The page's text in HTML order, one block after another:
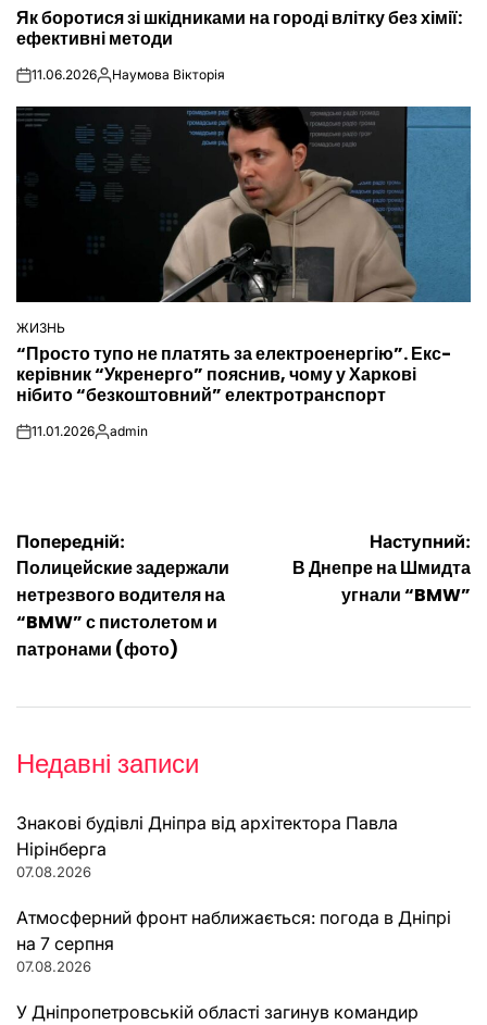
У
Як боротися зі шкідниками на городі влітку без хімії:
ефективні методи
on11.06.2026Опубліковано
Наумова Вікторія
ОПУБЛІКУВАТИ
У
ЖИЗНЬ
“Просто тупо не платять за електроенергію”. Екс-
керівник “Укренерго” пояснив, чому у Харкові
нібито “безкоштовний” електротранспорт
on11.01.2026Опубліковано
admin
Навігація
записів
Попередній:
Полицейские задержали
нетрезвого водителя на
“BMW” с пистолетом и
патронами (фото)
Наступний:
В Днепре на Шмидта
угнали “BMW”
Недавні записи
Знакові будівлі Дніпра від архітектора Павла
Нірінберга
07.08.2026
Атмосферний фронт наближається: погода в Дніпрі
на 7 серпня
07.08.2026
У Дніпропетровській області загинув командир